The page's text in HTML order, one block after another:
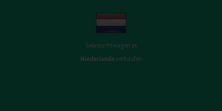
Gebrauchtwagen in
Niederlandeverkaufen